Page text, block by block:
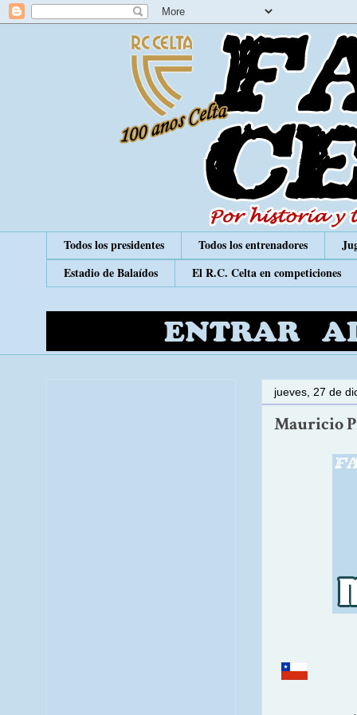
Todos los presidentes Todos los entrenadores
Estadio de Balaídos
El R.C. Celta en competiciones
jueves, 27 de
Mauricio